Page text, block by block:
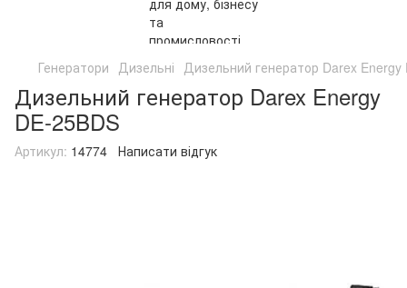
Генератори Дизельні Дизельний генератор Darex Energy
Дизельний генератор Darex Energy
DE-25BDS
Артикул: 14774 Написати відгук